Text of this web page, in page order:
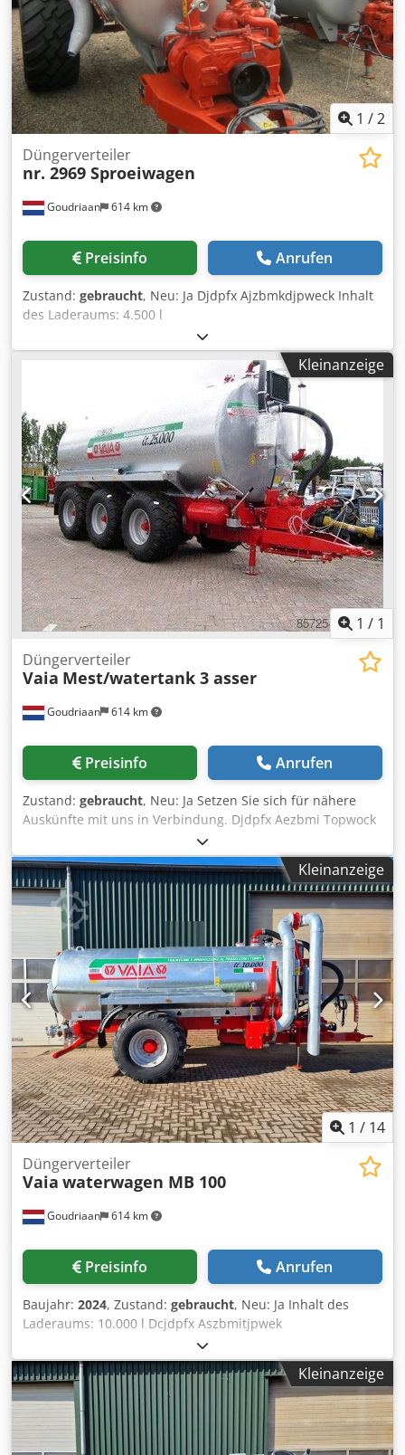
1 /2
Goudriaan 614 km
Düngerverteiler
nr. 2969 Sproeiwagen
Preisinfo Anrufen
Zustand: gebraucht, Neu: Ja Djdpfx Ajzbmkdjpweck Inhalt
des Laderaums: 4.500 l
Kleinanzeige
1 / 1
Goudriaan 614 km
Düngerverteiler
Vaia Mest/watertank 3 asser
Preisinfo Anrufen
Zustand: gebraucht, Neu: Ja Setzen Sie sich für nähere
Auskünfte mit uns in Verbindung. Djdpfx Aezbmi Topwock
Kleinanzeige
1 / 14
Goudriaan 614 km
Düngerverteiler
Vaia waterwagen MB 100
Preisinfo Anrufen
Baujahr: 2024, Zustand: gebraucht, Neu: Ja Inhalt des
Laderaums: 10.000 l Dcjdpfx Aszbmitjpwek
Kleinanzeige